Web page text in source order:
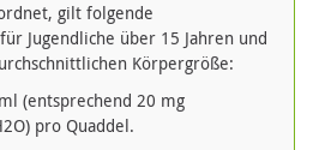
gilt folgende
Jugendliche über 15 Jahren und
Körpergröße:
(entsprechend 20 mg
pro Quaddel.